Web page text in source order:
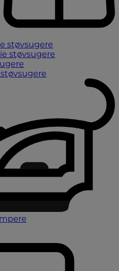
støvsugere
støvsugere